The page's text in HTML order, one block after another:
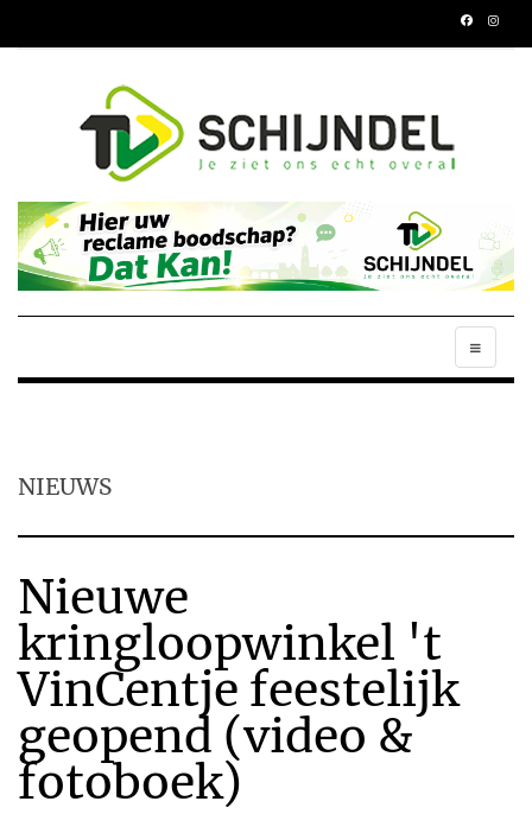
NIEUWS
Nieuwe
kringloopwinkel 't
VinCentje feestelijk
geopend (video &
fotoboek)